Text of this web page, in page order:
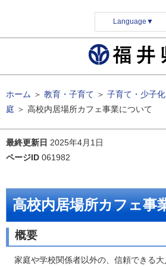
Language ▼
ホーム ＞ 教育・子育て ＞ 子育て・少子
庭 ＞ 高校内居場所カフェ事業について
最終更新日 2025年4月1日
ページID 061982
高校内居場所カフェ事
概要
家庭や学校関係者以外の、信頼できる